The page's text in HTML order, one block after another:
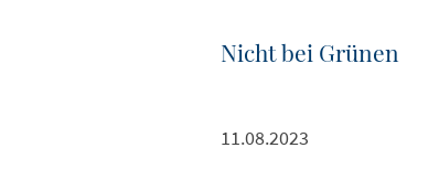
Nicht bei Grünen
11.08.2023